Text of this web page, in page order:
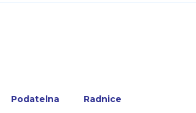
Podatelna Radnice